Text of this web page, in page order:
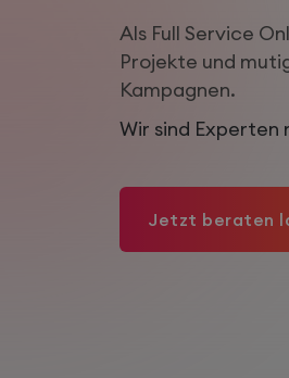
Als Full Service
Projekte und
Kampagnen.
Wir sind Experten
Jetzt beraten